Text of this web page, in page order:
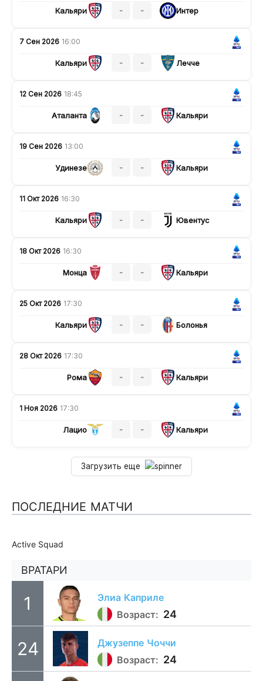
Кальяри - - Интер
7 Сен 2026 16:00
Кальяри - - Лечче
12 Сен 2026 18:45
Аталанта - - Кальяри
19 Сен 2026 13:00
Удинезе - - Кальяри
11 Окт 2026 16:30
Кальяри - - Ювентус
18 Окт 2026 16:30
Монца - - Кальяри
25 Окт 2026 17:30
Кальяри - - Болонья
28 Окт 2026 17:30
Рома - - Кальяри
1 Ноя 2026 17:30
Лацио - - Кальяри
Загрузить еще
ПОСЛЕДНИЕ МАТЧИ
Active Squad
ВРАТАРИ
1 Элиа Каприле
Возраст: 24
24 Джузеппе Чоччи
Возраст: 24